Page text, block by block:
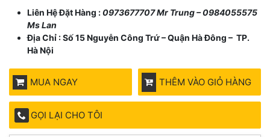
Liên Hệ Đặt Hàng :0973677707 Mr Trung – 0984055575
Ms Lan
Địa Chỉ : Số 15 Nguyễn Công Trứ – Quận Hà Đông – TP.
Hà Nội
MUA NGAY THÊM VÀO GIỎ HÀNG
GỌI LẠI CHO TÔI